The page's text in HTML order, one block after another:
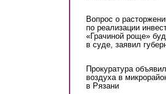
Вопрос о
по реализации
«Грачиной роще»
в суде, заявил
Прокуратура
воздуха в
в Рязани